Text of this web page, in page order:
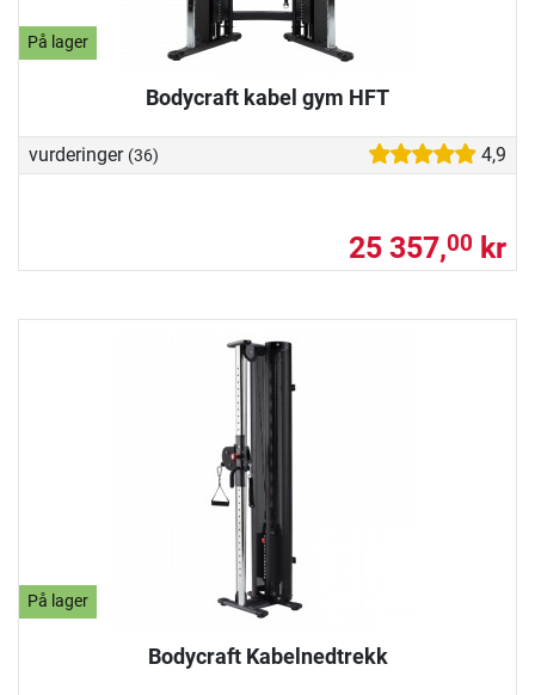
På lager
Bodycraft kabel gym HFT
vurderinger (36) 4,9
25 357,00 kr
På lager
Bodycraft Kabelnedtrekk